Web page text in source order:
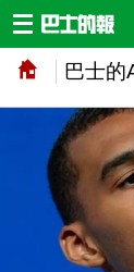
巴士的